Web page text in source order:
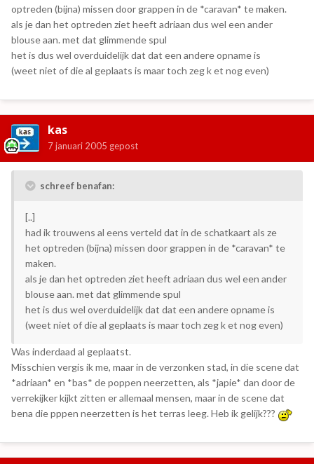
optreden (bijna) missen door grappen in de *caravan* te maken.
als je dan het optreden ziet heeft adriaan dus wel een ander
blouse aan. met dat glimmende spul
het is dus wel overduidelijk dat dat een andere opname is
(weet niet of die al geplaats is maar toch zeg k et nog even)
kas
7 januari 2005 gepost
schreef benafan:
[..]
had ik trouwens al eens verteld dat in de schatkaart als ze
het optreden (bijna) missen door grappen in de *caravan* te
maken.
als je dan het optreden ziet heeft adriaan dus wel een ander
blouse aan. met dat glimmende spul
het is dus wel overduidelijk dat dat een andere opname is
(weet niet of die al geplaats is maar toch zeg k et nog even)
Was inderdaad al geplaatst.
Misschien vergis ik me, maar in de verzonken stad, in die scene dat
*adriaan* en *bas* de poppen neerzetten, als *japie* dan door de
verrekijker kijkt zitten er allemaal mensen, maar in de scene dat
bena die pppen neerzetten is het terras leeg. Heb ik gelijk???